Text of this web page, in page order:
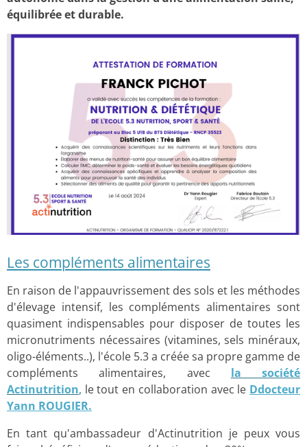
équilibrée et durable.
Les compléments alimentaires
En raison de l'appauvrissement des sols et les méthodes
d'élevage intensif, les compléments alimentaires sont
quasiment indispensables pour disposer de toutes les
micronutriments nécessaires (vitamines, sels minéraux,
oligo-éléments..), l'école 5.3 a créée sa propre gamme de
compléments alimentaires, avec la société
Actinutrition, le tout en collaboration avec le Ddocteur
Yann ROUGIER.
En tant qu'ambassadeur d'Actinutrition je peux vous